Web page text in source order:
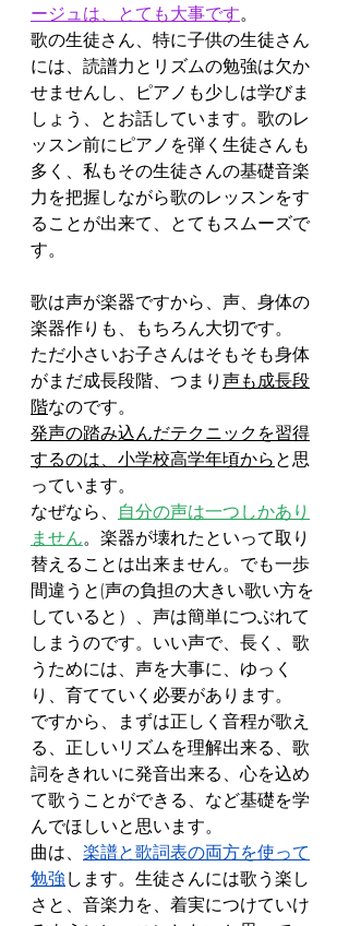
ージュは、とても大事です。
歌の生徒さん、特に子供の生徒さん
には、読譜力とリズムの勉強は欠か
せませんし、ピアノも少しは学びま
しょう、とお話しています。歌のレ
ッスン前にピアノを弾く生徒さんも
多く、私もその生徒さんの基礎音楽
力を把握しながら歌のレッスンをす
ることが出来て、とてもスムーズで
す。
歌は声が楽器ですから、声、身体の
楽器作りも、もちろん大切です。
ただ小さいお子さんはそもそも身体
がまだ成長段階、つまり声も成長段
階なのです。
発声の踏み込んだテクニックを習得
するのは、小学校高学年頃からと思
っています。
なぜなら、 自分の声は一つしかあり
ません。楽器が壊れたといって取り
替えることは出来ません。でも一歩
間違うと(声の負担の大きい歌い方を
していると）、声は簡単につぶれて
しまうのです。いい声で、長く、歌
うためには、声を大事に、ゆっく
り、育てていく必要があります。
ですから、まずは正しく音程が歌え
る、正しいリズムを理解出来る、歌
詞をきれいに発音出来る、心を込め
て歌うことができる、など基礎を学
んでほしいと思います。
曲は、 楽譜と歌詞表の両方を使って
勉強します。生徒さんには歌う楽し
さと、音楽力を、着実につけていけ